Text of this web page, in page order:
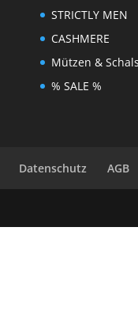
STRICTLY MEN
CASHMERE
Mützen & Schals
% SALE %
Datenschutz AGB